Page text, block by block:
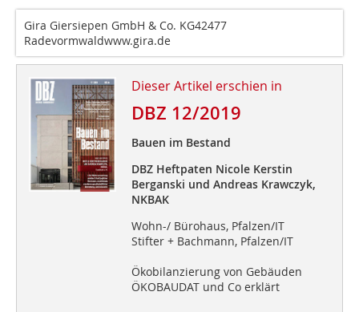
Gira Giersiepen GmbH & Co. KG42477
Radevormwaldwww.gira.de
Dieser Artikel erschien in
DBZ 12/2019
Bauen im Bestand
DBZ Heftpaten Nicole Kerstin
Berganski und Andreas Krawczyk,
NKBAK
Wohn-/ Bürohaus, Pfalzen/IT
Stifter + Bachmann, Pfalzen/IT
Ökobilanzierung von Gebäuden
ÖKOBAUDAT und Co erklärt